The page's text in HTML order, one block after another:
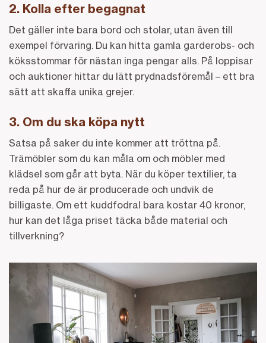
2. Kolla efter begagnat
Det gäller inte bara bord och stolar, utan även till
exempel förvaring. Du kan hitta gamla garderobs- och
köksstommar för nästan inga pengar alls. På loppisar
och auktioner hittar du lätt prydnadsföremål – ett bra
sätt att skaffa unika grejer.
3. Om du ska köpa nytt
Satsa på saker du inte kommer att tröttna på.
Trämöbler som du kan måla om och möbler med
klädsel som går att byta. När du köper textilier, ta
reda på hur de är producerade och undvik de
billigaste. Om ett kuddfodral bara kostar 40 kronor,
hur kan det låga priset täcka både material och
tillverkning?